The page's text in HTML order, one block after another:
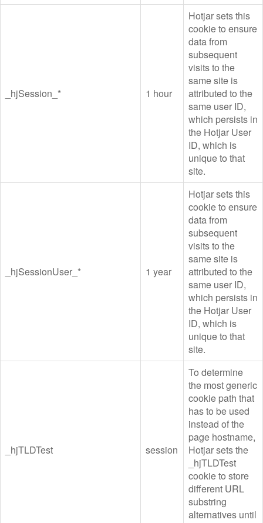
_hjSession_* 1 hour
Hotjar sets this
cookie to ensure
data from
subsequent
visits to the
same site is
attributed to the
same user ID,
which persists in
the Hotjar User
ID, which is
unique to that
site.
_hjSessionUser_* 1 year
Hotjar sets this
cookie to ensure
data from
subsequent
visits to the
same site is
attributed to the
same user ID,
which persists in
the Hotjar User
ID, which is
unique to that
site.
_hjTLDTest session
To determine
the most generic
cookie path that
has to be used
instead of the
page hostname,
Hotjar sets the
_hjTLDTest
cookie to store
different URL
substring
alternatives until